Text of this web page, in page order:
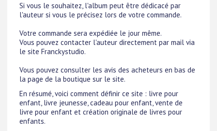
Si vous le souhaitez, l'album peut être dédicacé par
l'auteur si vous le précisez lors de votre commande.
Votre commande sera expédiée le jour même.
Vous pouvez contacter l'auteur directement par mail via
le site Franckystudio.
Vous pouvez consulter les avis des acheteurs en bas de
la page de la boutique sur le site.
En résumé, voici comment définir ce site : livre pour
enfant, livre jeunesse, cadeau pour enfant, vente de
livre pour enfant et création originale de livres pour
enfants.